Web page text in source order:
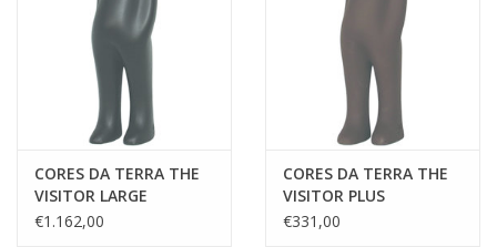
CORES DA TERRA THE
VISITOR LARGE
€1.162,00
CORES DA TERRA THE
VISITOR PLUS
€331,00